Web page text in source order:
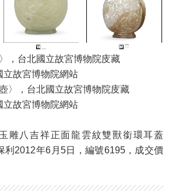
，台北國立故宮博物院庋藏
立故宮博物院網站
〉，台北國立故宮博物院庋藏
立故宮博物院網站
雕八吉祥正面龍雲紋雙獸銜環耳蓋
利2012年6月5日，編號6195，成交價